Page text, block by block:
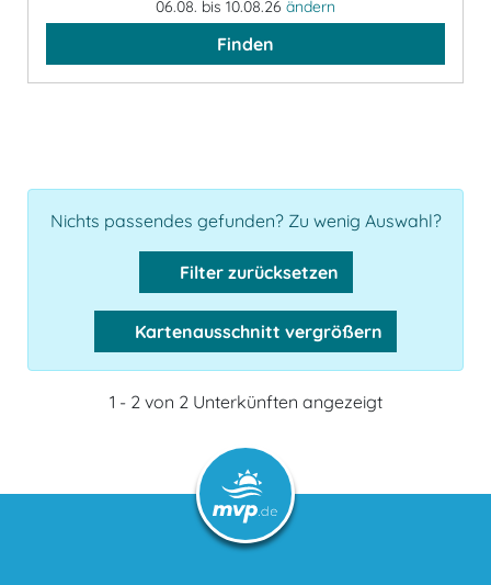
06.08. bis 10.08.26 ändern
Finden
Nichts passendes gefunden? Zu wenig Auswahl?
Filter zurücksetzen
Kartenausschnitt vergrößern
1 - 2 von 2 Unterkünften angezeigt